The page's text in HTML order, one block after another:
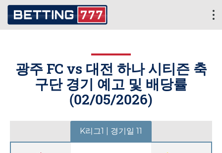
광주 FC vs 대전 하나 시티즌 축
구단 경기 예고 및 배당률
(02/05/2026)
K리그1 | 경기일 11